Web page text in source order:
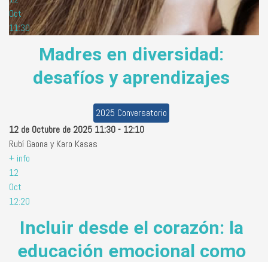
Oct
11:30
Madres en diversidad:
desafíos y aprendizajes
2025 Conversatorio
12 de Octubre de 2025 11:30- 12:10
Rubí Gaona y Karo Kasas
+ info
12
Oct
12:20
Incluir desde el corazón: la
educación emocional como